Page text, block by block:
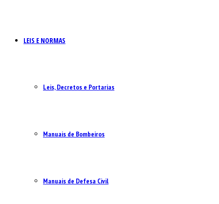
LEIS E NORMAS
Leis, Decretos e Portarias
Manuais de Bombeiros
Manuais de Defesa Civil